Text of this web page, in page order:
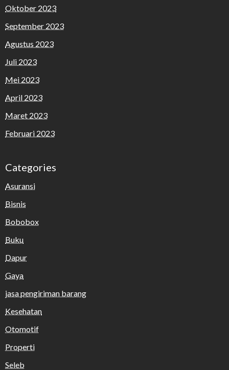
Oktober 2023
September 2023
Agustus 2023
Juli 2023
Mei 2023
April 2023
Maret 2023
Februari 2023
Categories
Asuransi
Bisnis
Bobobox
Buku
Dapur
Gaya
jasa pengiriman barang
Kesehatan
Otomotif
Properti
Seleb